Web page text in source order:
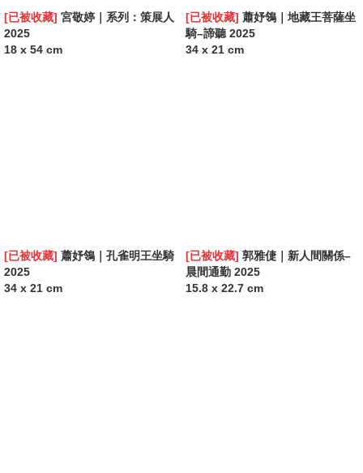
[已被收藏] 宮敬婷｜系列：策展人
2025
18 x 54 cm
[已被收藏] 蕭妤鴒｜地藏王菩薩坐
騎–諦聽 2025
34 x 21 cm
[已被收藏] 蕭妤鴒｜孔雀明王坐騎
2025
34 x 21 cm
[已被收藏] 郭雅倢｜新人間關係–
晨間通勤 2025
15.8 x 22.7 cm